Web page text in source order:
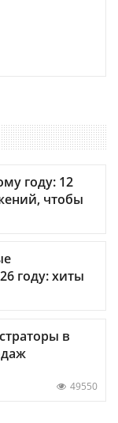
году: 12
чтобы
году: хиты
в
49550